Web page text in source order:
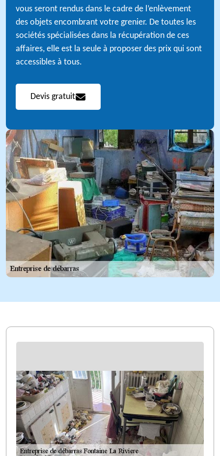
vous seront rendus dans le cadre de l’enlèvement
des objets encombrant votre grenier. De toutes les
sociétés spécialisées dans la récupération de ces
affaires, elle est la seule à proposer des prix qui sont
accessibles à tous.
Devis gratuit